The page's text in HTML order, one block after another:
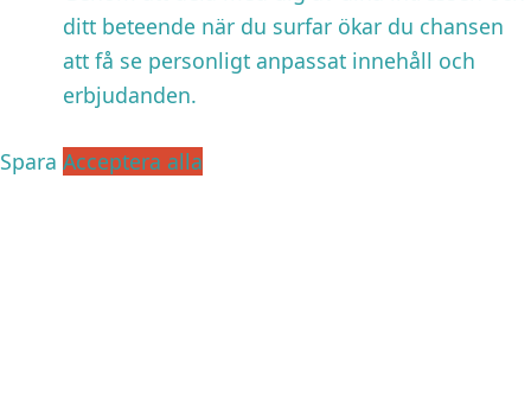
ditt beteende när du surfar ökar du chansen
att få se personligt anpassat innehåll och
erbjudanden.
Spara Acceptera alla